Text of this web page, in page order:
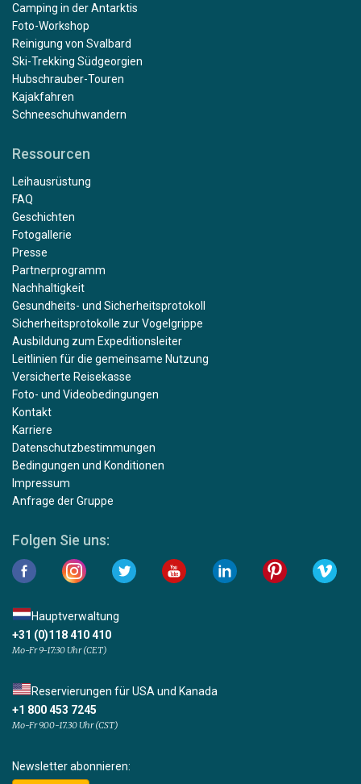
Camping in der Antarktis
Foto-Workshop
Reinigung von Svalbard
Ski-Trekking Südgeorgien
Hubschrauber-Touren
Kajakfahren
Schneeschuhwandern
Ressourcen
Leihausrüstung
FAQ
Geschichten
Fotogallerie
Presse
Partnerprogramm
Nachhaltigkeit
Gesundheits- und Sicherheitsprotokoll
Sicherheitsprotokolle zur Vogelgrippe
Ausbildung zum Expeditionsleiter
Leitlinien für die gemeinsame Nutzung
Versicherte Reisekasse
Foto- und Videobedingungen
Kontakt
Karriere
Datenschutzbestimmungen
Bedingungen und Konditionen
Impressum
Anfrage der Gruppe
Folgen Sie uns:
Hauptverwaltung
+31 (0)118 410 410
Mo-Fr 9-17:30 Uhr (CET)
Reservierungen für USA und Kanada
+1 800 453 7245
Mo-Fr 9.00-17.30 Uhr (CST)
Newsletter abonnieren: